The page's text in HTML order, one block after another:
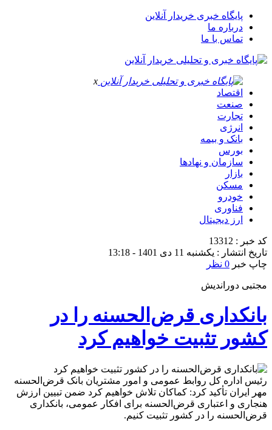
پایگاه خبری خریدار آنلاین
درباره ما
تماس با ما
x
اقتصاد
صنعت
تجارت
انرژی
بانک و بیمه
بورس
سازمان و نهادها
بازار
مسکن
خودرو
فناوری
ارز دیجیتال
کد خبر : 13312
تاریخ انتشار : یکشنبه 11 دی 1401 - 13:18
چاپ خبر 0 نظر
مجتبی دوراندیش
بانکداری قرض‌الحسنه را در
کشور تثبیت خواهیم کرد
رئیس اداره کل روابط عمومی و امور مشتریان بانک قرض‌الحسنه
مهر ایران تأکید کرد: کماکان تلاش خواهیم کرد ضمن تبیین ارزش
هنجاری و اعتباری قرض‌الحسنه برای افکار عمومی، بانکداری
قرض‌الحسنه را در کشور تثبیت کنیم.